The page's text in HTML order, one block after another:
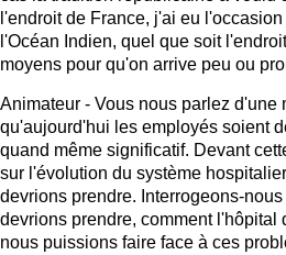
l'endroit de France, j'ai eu
l'Océan Indien, quel que soit
moyens pour qu'on arrive peu ou
Animateur - Vous nous parlez d'une
qu'aujourd'hui les employés soient
quand même significatif. Devant
sur l'évolution du système
devrions prendre. Interrogeons-
devrions prendre, comment l'hôpital
nous puissions faire face à ces